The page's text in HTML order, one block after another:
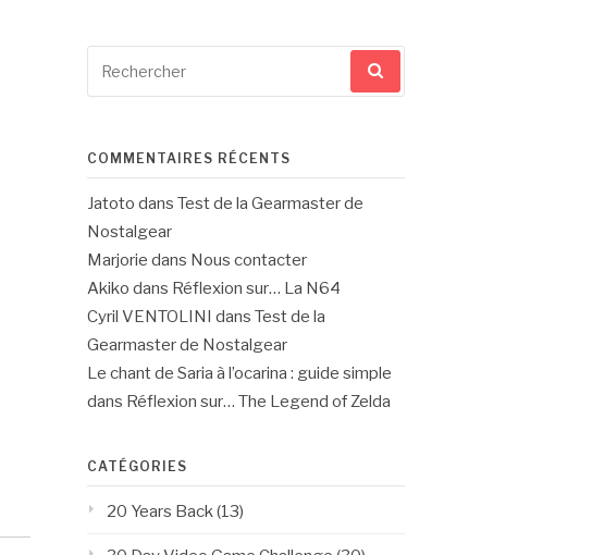
pour
COMMENTAIRES RÉCENTS
Jatoto dans Test de la Gearmaster de
Nostalgear
Marjorie dans Nous contacter
Akiko dans Réflexion sur… La N64
Cyril VENTOLINI dans Test de la
Gearmaster de Nostalgear
Le chant de Saria à l’ocarina : guide simple
dans Réflexion sur… The Legend of Zelda
CATÉGORIES
20 Years Back (13)